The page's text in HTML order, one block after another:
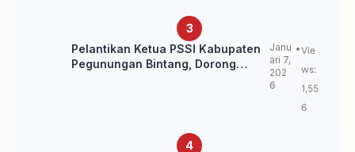
Pelantikan Ketua PSSI Kabupaten
Pegunungan Bintang, Dorong
Janu
ari 7,
202
6
Vie
ws:
1,55
6